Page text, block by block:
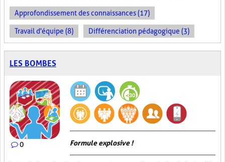
Approfondissement des connaissances (17)
Travail d'équipe (8) Différenciation pédagogique (3)
LES BOMBES
0 Formule explosive !